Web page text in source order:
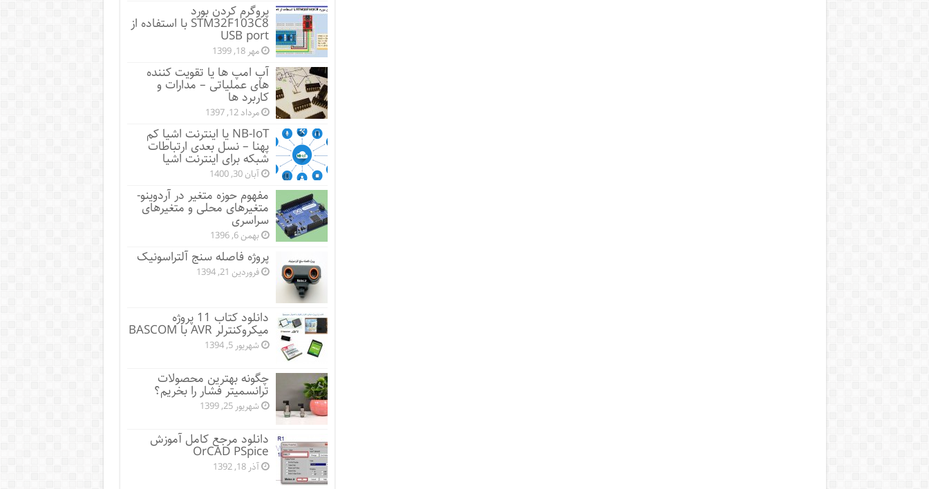
پروگرم کردن بورد
STM32F103C8 با استفاده از
USB port
مهر 18, 1399
آپ امپ ها یا تقویت کننده
های عملیاتی – مدارات و
کاربرد ها
مرداد 12, 1397
NB-IoT یا اینترنت اشیا کم
پهنا – نسل بعدی ارتباطات
شبکه برای اینترنت اشیا
آبان 30, 1400
مفهوم حوزه متغیر در آردوینو-
متغیرهای محلی و متغیرهای
سراسری
بهمن 6, 1396
پروژه فاصله سنج آلتراسونیک
فروردین 21, 1394
دانلود کتاب 11 پروژه
میکروکنترلر AVR با BASCOM
شهریور 5, 1394
چگونه بهترین محصولات
ترانسمیتر فشار را بخریم؟
شهریور 25, 1399
دانلود مرجع کامل آموزش
OrCAD PSpice
آذر 18, 1392